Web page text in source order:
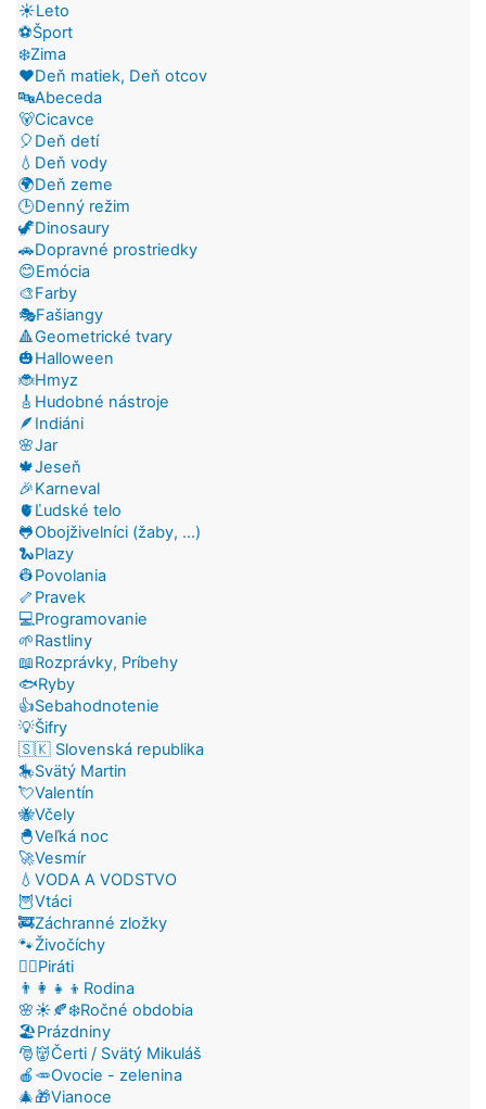
☀️Leto
⚽Šport
❄️Zima
❤️Deň matiek, Deň otcov
🔤Abeceda
🐻Cicavce
🎈Deň detí
💧Deň vody
🌍Deň zeme
🕒Denný režim
🦖Dinosaury
🚗Dopravné prostriedky
😊Emócia
🎨Farby
🎭Fašiangy
🔺Geometrické tvary
🎃Halloween
🐞Hmyz
🎸Hudobné nástroje
🪶Indiáni
🌸Jar
🍁Jeseň
🎉Karneval
🫀Ľudské telo
🐸Obojživelníci (žaby, ...)
🐍Plazy
👷Povolania
🦴Pravek
💻Programovanie
🌱Rastliny
📖Rozprávky, Príbehy
🐟Ryby
👍Sebahodnotenie
💡Šifry
🇸🇰 Slovenská republika
🎠Svätý Martin
💘Valentín
🐝Včely
🐣Veľká noc
🚀Vesmír
💧VODA A VODSTVO
🦉Vtáci
🚒Záchranné zložky
🐾Živočíchy
🏴‍☠️Piráti
👨‍👩‍👧‍👦Rodina
🌸☀️🍂❄️Ročné obdobia
🏖️Prázdniny
🎅👹Čerti / Svätý Mikuláš
🍎🥕Ovocie - zelenina
🎄🎁Vianoce